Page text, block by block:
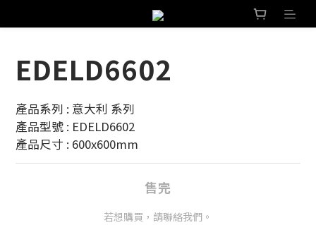
EDELD6602
產品系列 : 意大利 系列
產品型號 : EDELD6602
產品尺寸 : 600x600mm
售完
若想購買，請聯絡我們。